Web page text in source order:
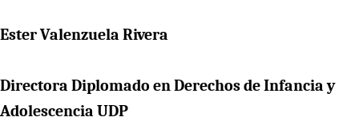
Ester Valenzuela Rivera
Directora Diplomado en Derechos de Infancia y
Adolescencia UDP